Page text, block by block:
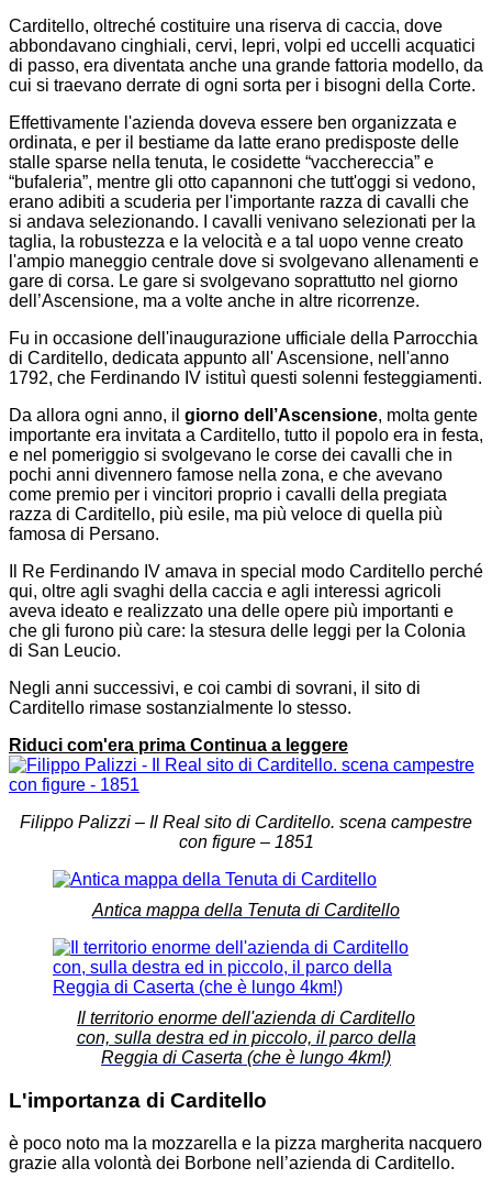
Carditello, oltreché costituire una riserva di caccia, dove
abbondavano cinghiali, cervi, lepri, volpi ed uccelli acquatici
di passo, era diventata anche una grande fattoria modello, da
cui si traevano derrate di ogni sorta per i bisogni della Corte.
Effettivamente l'azienda doveva essere ben organizzata e
ordinata, e per il bestiame da latte erano predisposte delle
stalle sparse nella tenuta, le cosidette “vacchereccia” e
“bufaleria”, mentre gli otto capannoni che tutt'oggi si vedono,
erano adibiti a scuderia per l'importante razza di cavalli che
si andava selezionando. I cavalli venivano selezionati per la
taglia, la robustezza e la velocità e a tal uopo venne creato
l'ampio maneggio centrale dove si svolgevano allenamenti e
gare di corsa. Le gare si svolgevano soprattutto nel giorno
dell’Ascensione, ma a volte anche in altre ricorrenze.
Fu in occasione dell'inaugurazione ufficiale della Parrocchia
di Carditello, dedicata appunto all' Ascensione, nell'anno
1792, che Ferdinando IV istituì questi solenni festeggiamenti.
Da allora ogni anno, il giorno dell’Ascensione, molta gente
importante era invitata a Carditello, tutto il popolo era in festa,
e nel pomeriggio si svolgevano le corse dei cavalli che in
pochi anni divennero famose nella zona, e che avevano
come premio per i vincitori proprio i cavalli della pregiata
razza di Carditello, più esile, ma più veloce di quella più
famosa di Persano.
Il Re Ferdinando IV amava in special modo Carditello perché
qui, oltre agli svaghi della caccia e agli interessi agricoli
aveva ideato e realizzato una delle opere più importanti e
che gli furono più care: la stesura delle leggi per la Colonia
di San Leucio.
Negli anni successivi, e coi cambi di sovrani, il sito di
Carditello rimase sostanzialmente lo stesso.
Riduci com'era prima Continua a leggere
Filippo Palizzi – Il Real sito di Carditello. scena campestre
con figure – 1851
Antica mappa della Tenuta di Carditello
Il territorio enorme dell'azienda di Carditello
con, sulla destra ed in piccolo, il parco della
Reggia di Caserta (che è lungo 4km!)
L'importanza di Carditello
è poco noto ma la mozzarella e la pizza margherita nacquero
grazie alla volontà dei Borbone nell’azienda di Carditello.